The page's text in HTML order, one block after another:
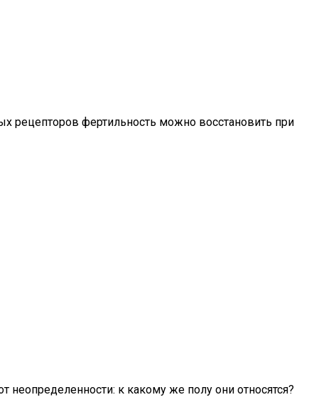
рецепторов фертильность можно восстановить при
к какому же полу они относятся?